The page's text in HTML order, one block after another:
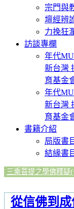
宗門與
壇經辨
力挽狂
訪談專欄
年代
新台灣
育基金
年代
新台灣
育基金
書籍介紹
局版書
結緣書
三乘菩提之學佛釋疑
從信佛到